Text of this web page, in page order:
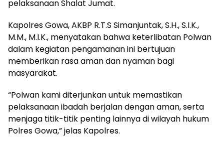
pelaksanaan Shalat Jumat.
Kapolres Gowa, AKBP R.T.S Simanjuntak, S.H., S.I.K.,
M.M., M.I.K., menyatakan bahwa keterlibatan Polwan
dalam kegiatan pengamanan ini bertujuan
memberikan rasa aman dan nyaman bagi
masyarakat.
“Polwan kami diterjunkan untuk memastikan
pelaksanaan ibadah berjalan dengan aman, serta
menjaga titik-titik penting lainnya di wilayah hukum
Polres Gowa,” jelas Kapolres.